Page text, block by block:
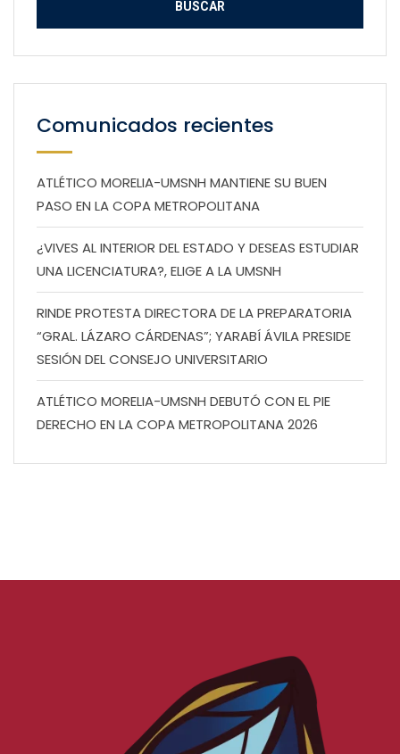
Comunicados recientes
ATLÉTICO MORELIA-UMSNH MANTIENE SU BUEN
PASO EN LA COPA METROPOLITANA
¿VIVES AL INTERIOR DEL ESTADO Y DESEAS ESTUDIAR
UNA LICENCIATURA?, ELIGE A LA UMSNH
RINDE PROTESTA DIRECTORA DE LA PREPARATORIA
“GRAL. LÁZARO CÁRDENAS”; YARABÍ ÁVILA PRESIDE
SESIÓN DEL CONSEJO UNIVERSITARIO
ATLÉTICO MORELIA-UMSNH DEBUTÓ CON EL PIE
DERECHO EN LA COPA METROPOLITANA 2026